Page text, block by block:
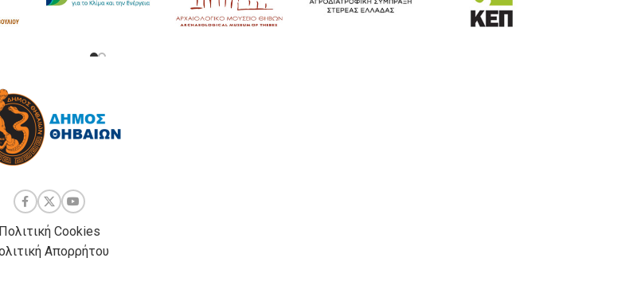
Πολιτική Cookies
Απορρήτου